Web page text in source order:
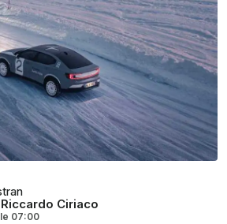
Riccardo Ciriaco
07:00